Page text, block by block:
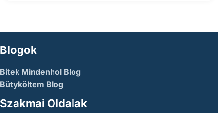
Blogok
Bitek Mindenhol Blog
Bütyköltem Blog
Szakmai Oldalak